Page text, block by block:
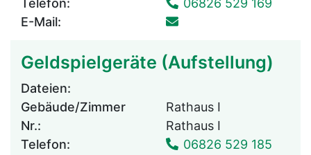
E-Mail:
Geldspielgeräte (Aufstellung)
Dateien:
Gebäude/Zimmer
Nr.:
Rathaus I
Rathaus I
Telefon:
06826 529 185